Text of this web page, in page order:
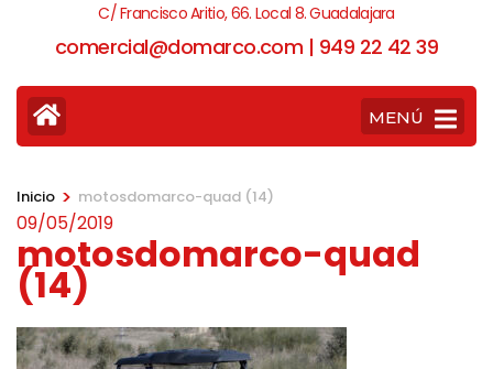
C/ Francisco Aritio, 66. Local 8. Guadalajara
comercial@domarco.com | 949 22 42 39
MENÚ
Inicio > motosdomarco-quad (14)
09/05/2019
motosdomarco-quad
(14)